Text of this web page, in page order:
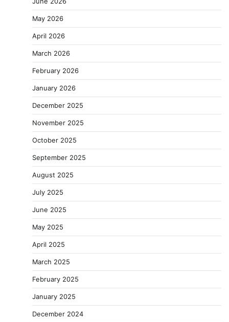
May 2026
April 2026
March 2026
February 2026
January 2026
December 2025
November 2025
October 2025
September 2025
August 2025
July 2025
June 2025
May 2025
April 2025
March 2025
February 2025
January 2025
December 2024